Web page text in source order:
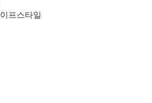
프스타일